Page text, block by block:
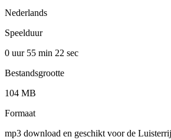
Nederlands
Speelduur
0 uur 55 min 22 sec
Bestandsgrootte
104 MB
Formaat
mp3 download en geschikt voor de